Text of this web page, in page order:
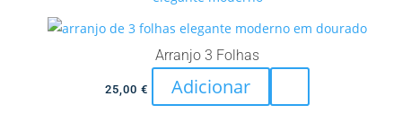
Arranjo 3 Folhas
25,00 € Adicionar